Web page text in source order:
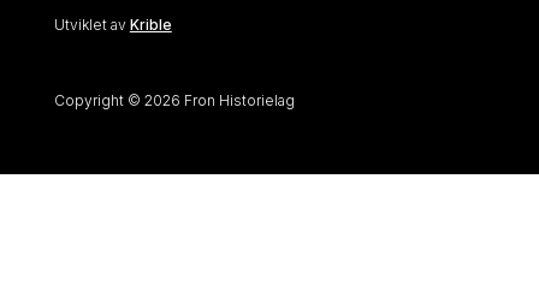
Utviklet av Krible
Copyright © 2026 Fron Historielag